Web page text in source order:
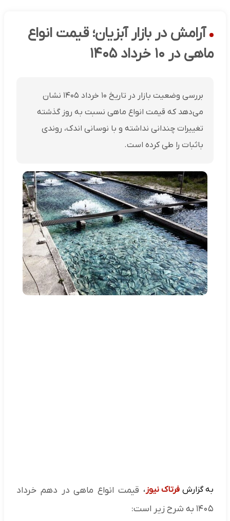
آرامش در بازار آبزیان؛ قیمت انواع
ماهی در ۱۰ خرداد ۱۴۰۵
بررسی وضعیت بازار در تاریخ ۱۰ خرداد ۱۴۰۵ نشان
می‌دهد که قیمت انواع ماهی نسبت به روز گذشته
تغییرات چندانی نداشته و با نوسانی اندک، روندی
باثبات را طی کرده است.
به گزارش فرتاک نیوز ، قیمت انواع ماهی در دهم خرداد
۱۴۰۵ به شرح زیر است: